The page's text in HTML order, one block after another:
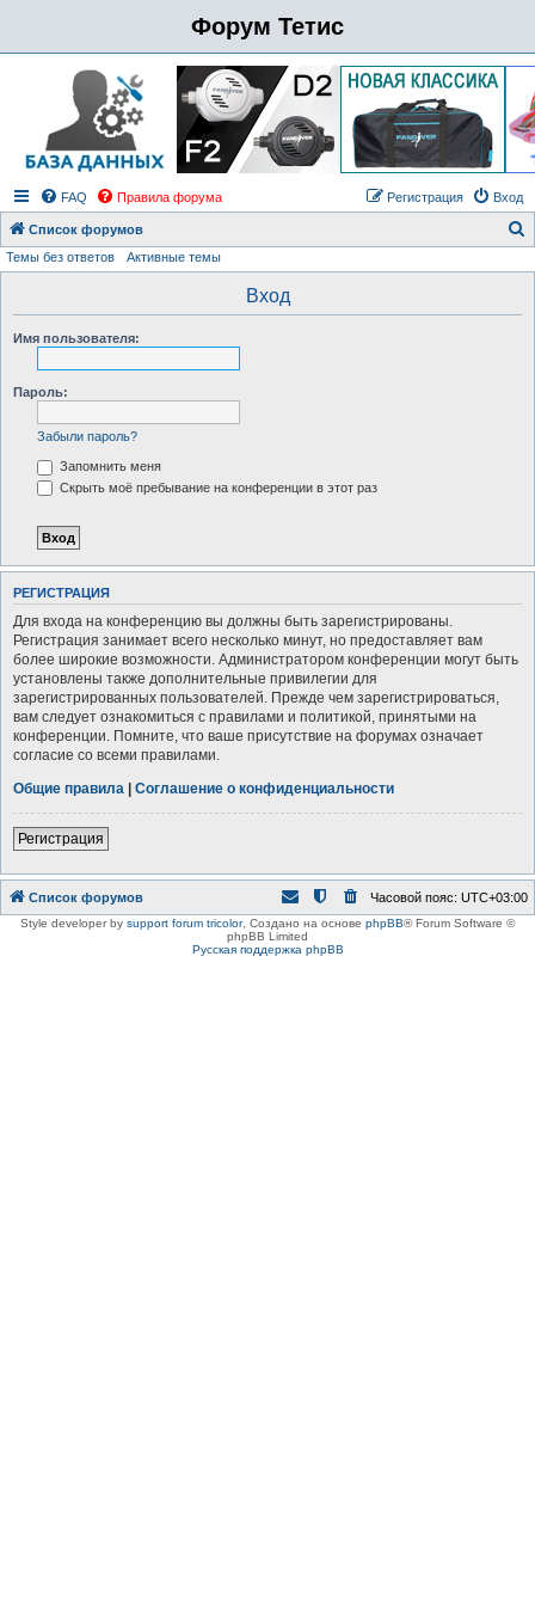
Форум Тетис
FAQ Правила форума Вход
Регистрация
Список форумов
Темы без ответов Активные темы
Вход
Имя пользователя:
Пароль:
Забыли пароль?
Запомнить меня
Скрыть моё пребывание на конференции в этот раз
РЕГИСТРАЦИЯ
Для входа на конференцию вы должны быть зарегистрированы.
Регистрация занимает всего несколько минут, но предоставляет вам
более широкие возможности. Администратором конференции могут быть
установлены также дополнительные привилегии для
зарегистрированных пользователей. Прежде чем зарегистрироваться,
вам следует ознакомиться с правилами и политикой, принятыми на
конференции. Помните, что ваше присутствие на форумах означает
согласие со всеми правилами.
Общие правила | Соглашение о конфиденциальности
Регистрация
Список форумов Часовой пояс: UTC+03:00
Style developer by support forum tricolor, Создано на основе phpBB® Forum Software ©
phpBB Limited
Русская поддержка phpBB